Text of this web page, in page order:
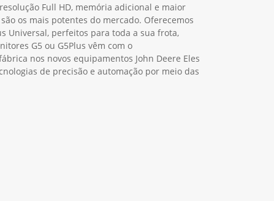
Full HD, memória adicional e maior
os mais potentes do mercado. Oferecemos
Universal, perfeitos para toda a sua frota,
G5 ou G5Plus vêm com o
nos novos equipamentos John Deere Eles
de precisão e automação por meio das